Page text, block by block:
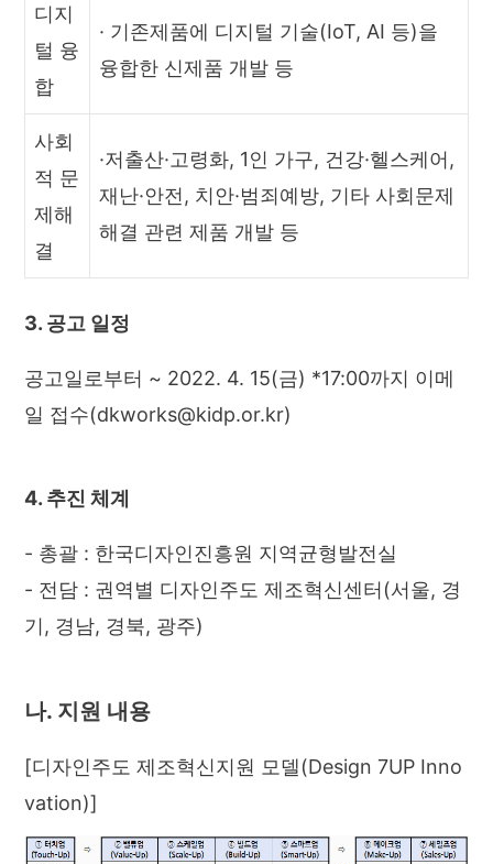
디지
털 융
합
· 기존제품에 디지털 기술(IoT, AI 등)을
융합한 신제품 개발 등
사회
적 문
제해
결
·저출산·고령화, 1인 가구, 건강·헬스케어,
재난·안전, 치안·범죄예방, 기타 사회문제
해결 관련 제품 개발 등
3. 공고 일정
공고일로부터 ~ 2022. 4. 15(금) *17:00까지 이메
일 접수(dkworks@kidp.or.kr)
4. 추진 체계
- 총괄 : 한국디자인진흥원 지역균형발전실
- 전담 : 권역별 디자인주도 제조혁신센터(서울, 경
기, 경남, 경북, 광주)
나. 지원 내용
[디자인주도 제조혁신지원 모델(Design 7UP Inno
vation)]